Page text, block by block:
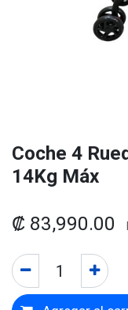
Coche 4
14Kg Máx
₡ 83,990.00